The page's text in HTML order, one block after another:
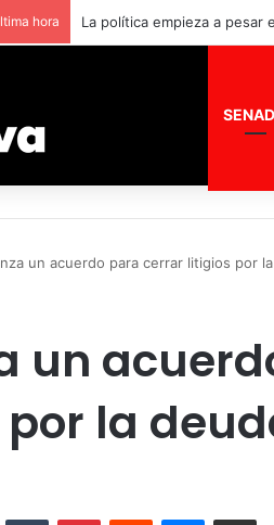
hora
un acuerdo para cerrar litigios por
un
la